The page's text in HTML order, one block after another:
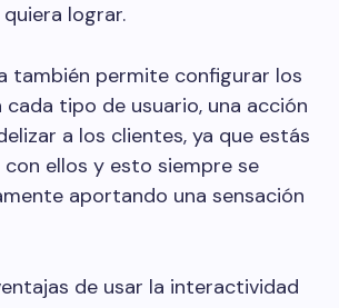
lograr.
también permite configurar los
cada tipo de usuario, una acción
a los clientes, ya que estás
ellos y esto siempre se
aportando una sensación
de usar la interactividad